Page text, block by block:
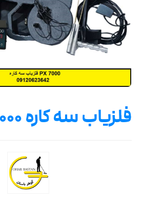
فلزیاب سه کاره PX ۷۰۰۰